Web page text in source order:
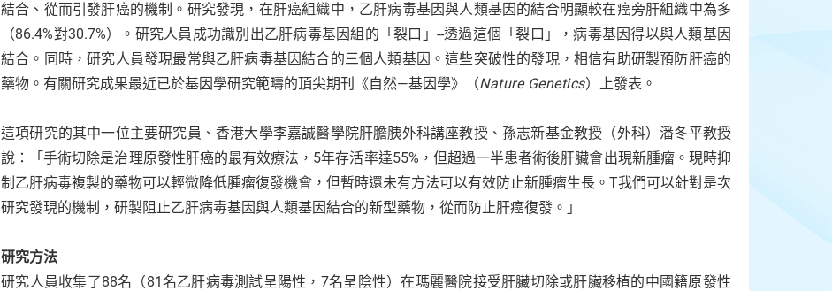
結合、從而引發肝癌的機制。研究發現，在肝癌組織中，乙肝病毒基因與人類基因的結合明顯較在癌旁肝組織中為多
（86.4%對30.7%）。研究人員成功識別出乙肝病毒基因組的「裂口」--透過這個「裂口」，病毒基因得以與人類基因
結合。同時，研究人員發現最常與乙肝病毒基因結合的三個人類基因。這些突破性的發現，相信有助研製預防肝癌的
藥物。有關研究成果最近已於基因學研究範疇的頂尖期刊《自然—基因學》（Nature Genetics）上發表。
這項研究的其中一位主要研究員、香港大學李嘉誠醫學院肝膽胰外科講座教授、孫志新基金教授（外科）潘冬平教授
說：「手術切除是治理原發性肝癌的最有效療法，5年存活率達55%，但超過一半患者術後肝臟會出現新腫瘤。現時抑
制乙肝病毒複製的藥物可以輕微降低腫瘤復發機會，但暫時還未有方法可以有效防止新腫瘤生長。T我們可以針對是次
研究發現的機制，研製阻止乙肝病毒基因與人類基因結合的新型藥物，從而防止肝癌復發。」
研究方法
研究人員收集了88名（81名乙肝病毒測試呈陽性，7名呈陰性）在瑪麗醫院接受肝臟切除或肝臟移植的中國籍原發性